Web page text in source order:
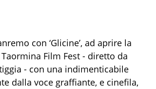
con ‘Glicine’, ad aprire la
Film Fest - diretto da
- con una indimenticabile
dalla voce graffiante, e cinefila,